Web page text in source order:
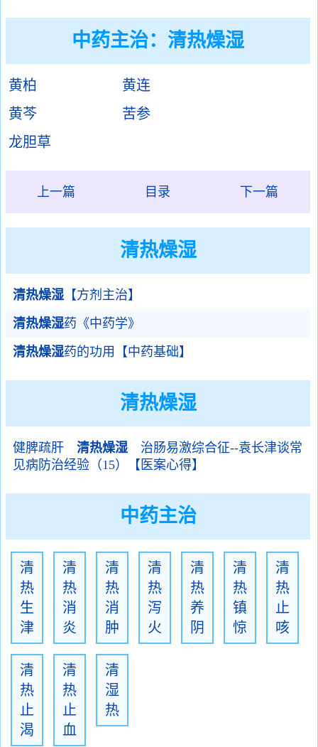
中药主治：清热燥湿
黄柏
黄连
黄芩
苦参
龙胆草
上一篇 目录 下一篇
清热燥湿
清热燥湿 【方剂主治】
清热燥湿药《中药学》
清热燥湿药的功用【中药基础】
清热燥湿
健脾疏肝 清热燥湿 治肠易激综合征--袁长津谈常
见病防治经验（15）【医案心得】
中药主治
清
热
生
津
清
热
消
炎
清
热
消
肿
清
热
泻
火
清
热
养
阴
清
热
镇
惊
清
热
止
咳
清
热
止
渴
清
热
止
血
清
湿
热